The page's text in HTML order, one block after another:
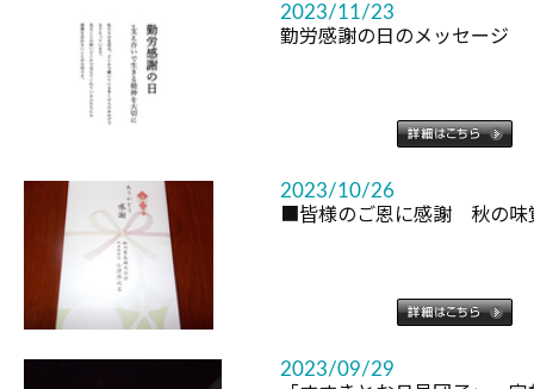
2023/11/23
勤労感謝の日のメッセージ
2023/10/26
■皆様のご恩に感謝 秋の味
2023/09/29